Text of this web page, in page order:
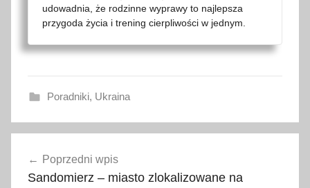
udowadnia, że rodzinne wyprawy to najlepsza
przygoda życia i trening cierpliwości w jednym.
Poradniki, Ukraina
d
wpisu
Poprzedni wpis
Sandomierz – miasto zlokalizowane na